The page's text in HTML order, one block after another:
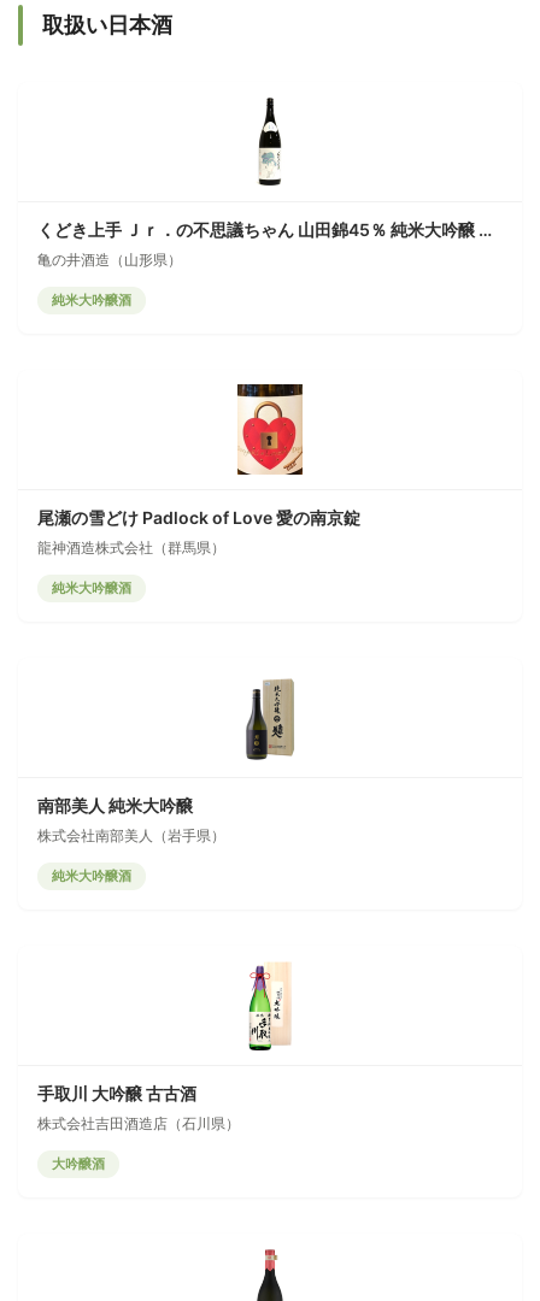
取扱い日本酒
くどき上手 Ｊｒ．の不思議ちゃん 山田錦45％ 純米大吟醸 生酒
亀の井酒造（山形県）
純米大吟醸酒
尾瀬の雪どけ Padlock of Love 愛の南京錠
龍神酒造株式会社（群馬県）
純米大吟醸酒
南部美人 純米大吟醸
株式会社南部美人（岩手県）
純米大吟醸酒
手取川 大吟醸 古古酒
株式会社吉田酒造店（石川県）
大吟醸酒